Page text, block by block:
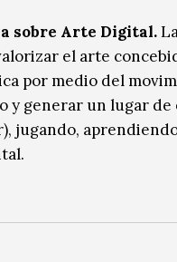
sobre Arte Digital.
el arte
por medio del
y generar un lugar
jugando,